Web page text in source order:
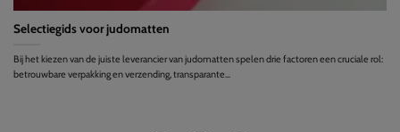
Selectiegids voor judomatten
Bij het kiezen van de juiste leverancier van judomatten spelen drie factoren een cruciale rol:
betrouwbare verpakking en verzending, transparante...